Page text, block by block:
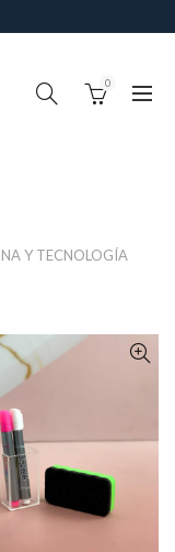
0
Y TECNOLOGÍA